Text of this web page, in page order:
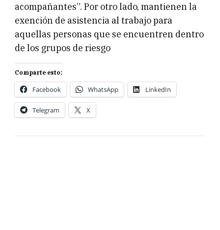
acompañantes”. Por otro lado, mantienen la
exención de asistencia al trabajo para
aquellas personas que se encuentren dentro
de los grupos de riesgo
Comparte esto:
Facebook WhatsApp LinkedIn
Telegram X